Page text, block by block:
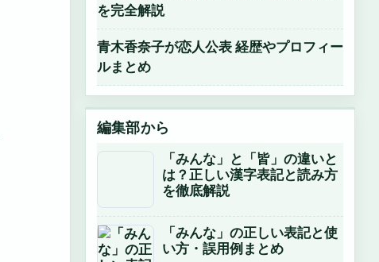
を完全解説
青木香奈子が恋人公表 経歴やプロフィー
ルまとめ
編集部から
「みんな」と「皆」の違いと
は？正しい漢字表記と読み方
を徹底解説
「みんな」の正しい表記と使
い方・誤用例まとめ